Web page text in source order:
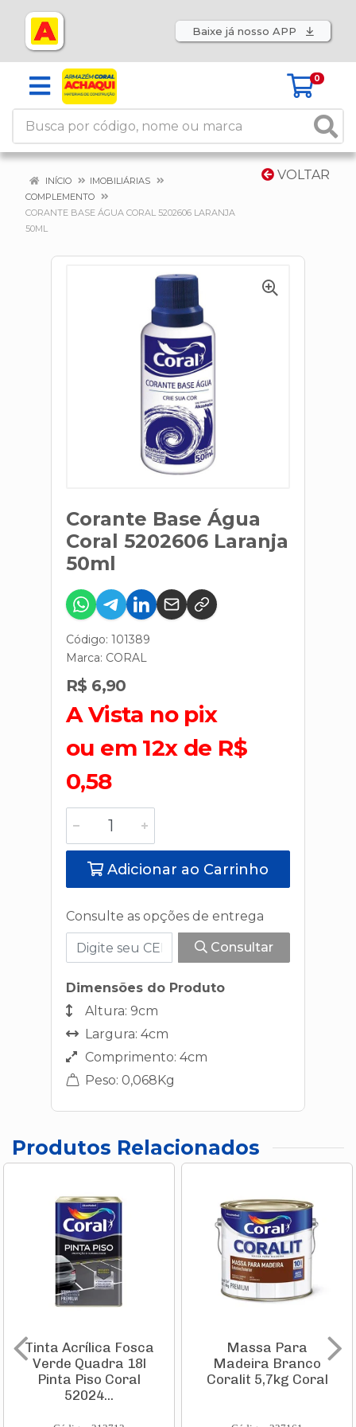
Baixe já nosso APP
0
VOLTAR
INÍCIO
IMOBILIÁRIAS
COMPLEMENTO
CORANTE BASE ÁGUA CORAL 5202606 LARANJA
50ML
Corante Base Água
Coral 5202606 Laranja
50ml
Código: 101389
Marca: CORAL
R$ 6,90
A Vista no pix
ou em 12x de R$
0,58
Adicionar ao Carrinho
Consulte as opções de entrega
Consultar
Dimensões do Produto
Altura: 9cm
Largura: 4cm
Comprimento: 4cm
Peso: 0,068Kg
Produtos Relacionados
Tinta Acrílica Fosca
Verde Quadra 18l
Pinta Piso Coral
52024...
Massa Para
Madeira Branco
Coralit 5,7kg Coral